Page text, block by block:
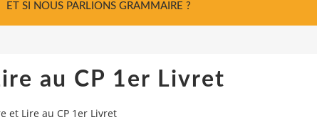
ET SI NOUS PARLIONS GRAMMAIRE ?
au CP 1er Livret
et Lire au CP 1er Livret